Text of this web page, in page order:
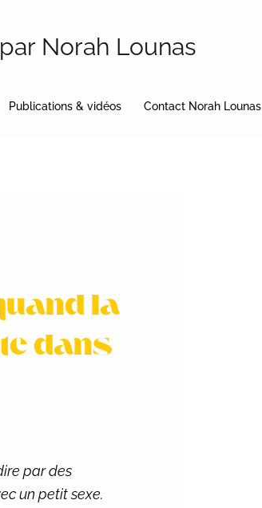
Norah Lounas
Publications & vidéos Contact Norah Lounas
la
dans
par des
un petit sexe.